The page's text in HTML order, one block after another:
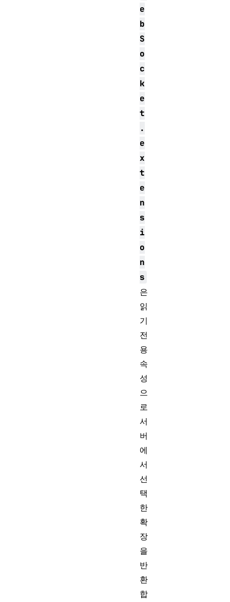
e
b
S
o
c
k
e
t
.
e
x
t
e
n
s
i
o
n
s
은
읽
기
전
용
속
성
으
로
서
버
에
서
선
택
한
확
장
을
반
환
합